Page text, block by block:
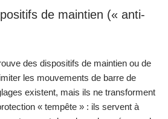
de maintien (« anti-
des dispositifs de maintien ou de
les mouvements de barre de
existent, mais ils ne transforment
« tempête » : ils servent à